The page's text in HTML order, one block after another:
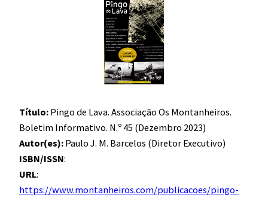
Título: Pingo de Lava. Associação Os Montanheiros.
Boletim Informativo. N.º 45 (Dezembro 2023)
Autor(es): Paulo J. M. Barcelos (Diretor Executivo)
ISBN/ISSN:
URL:
https://www.montanheiros.com/publicacoes/pingo-